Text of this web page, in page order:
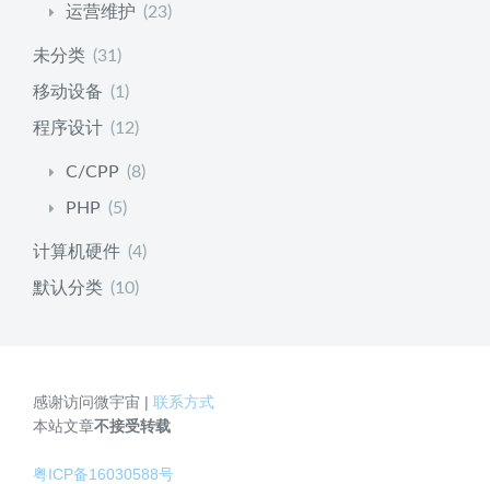
运营维护 (23)
未分类 (31)
移动设备 (1)
程序设计 (12)
C/CPP (8)
PHP (5)
计算机硬件 (4)
默认分类 (10)
感谢访问微宇宙 | 联系方式
本站文章不接受转载
粤ICP备16030588号